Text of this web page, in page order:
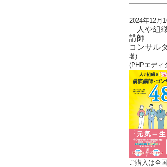
2024年12月
「人や組
講師
コンサル
著)
(PHPエディ
ご購入は全